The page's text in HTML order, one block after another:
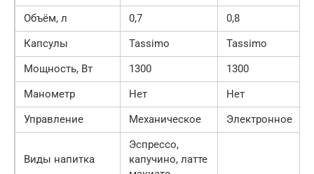
Объём, л
0,7 0,8
Капсулы
Tassimo Tassimo
Мощность, Вт
1300 1300
Манометр
Нет Нет
Управление
Механическое Электронное
Виды напитка
Эспрессо,
капучино, латте